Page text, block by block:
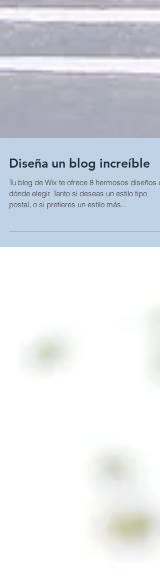
Diseña un blog increíble
dónde elegir. Tanto si deseas un estilo tipo
postal, o si prefieres un estilo más...